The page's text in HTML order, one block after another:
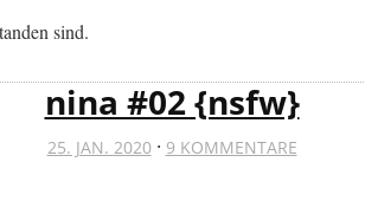
sind.
nina #02 {nsfw}
25. JAN. 2020· 9 KOMMENTARE